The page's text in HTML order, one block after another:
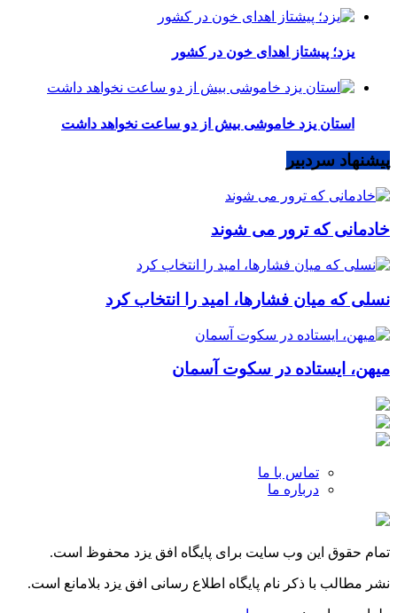
یزد؛ پیشتاز اهدای خون در کشور
استان یزد خاموشی بیش از دو ساعت نخواهد داشت
پیشنهاد سردبیر
خادمانی که ترور می شوند
نسلی که میان فشارها، امید را انتخاب کرد
میهن، ایستاده در سکوت آسمان
تماس با ما
درباره ما
تمام حقوق این وب سایت برای پایگاه افق یزد محفوظ است.
نشر مطالب با ذکر نام پایگاه اطلاع رسانی افق یزد بلامانع است.